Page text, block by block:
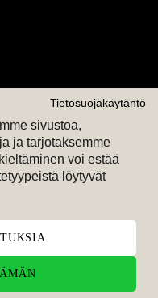
Tietosuojakäytäntö
sivustoa,
ja tarjotaksemme
voi estää
löytyvät
meitä